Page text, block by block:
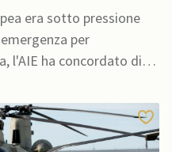
“risponda
energetica
era sotto pressione
per
l'AIE ha concordato di